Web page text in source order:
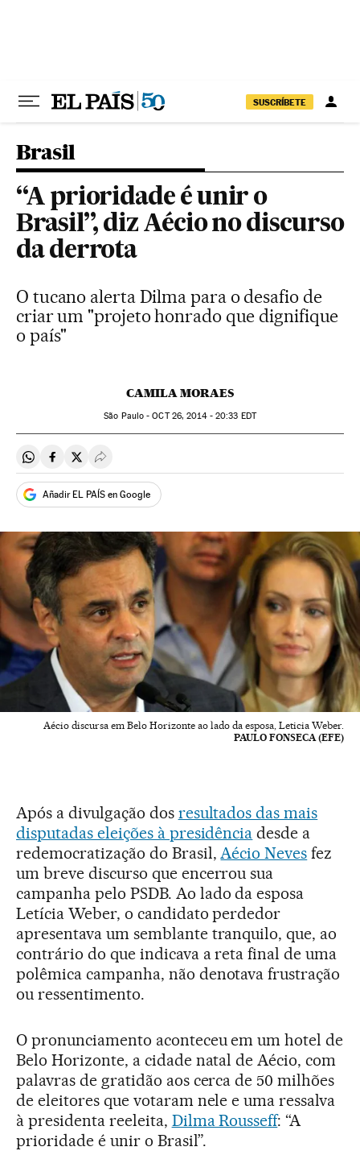
SUSCRÍBETE
Brasil
“A prioridade é unir o
Brasil”, diz Aécio no discurso
da derrota
O tucano alerta Dilma para o desafio de
criar um "projeto honrado que dignifique
o país"
CAMILA MORAES
São Paulo -OCT26, 2014 - 20:33 EDT
Compartir en Whatsapp
Compartir en Facebook
Compartir en Twitter
Desplegar Redes Sociales
Añadir EL PAÍS en Google
Aécio discursa em Belo Horizonte ao lado da esposa, Leticia Weber.
PAULO FONSECA (EFE)
Após a divulgação dos resultados das mais
disputadas eleições à presidência desde a
redemocratização do Brasil,Aécio Neves fez
um breve discurso que encerrou sua
campanha pelo PSDB. Ao lado da esposa
Letícia Weber, o candidato perdedor
apresentava um semblante tranquilo, que, ao
contrário do que indicava a reta final de uma
polêmica campanha, não denotava frustração
ou ressentimento.
O pronunciamento aconteceu em um hotel de
Belo Horizonte, a cidade natal de Aécio, com
palavras de gratidão aos cerca de 50 milhões
de eleitores que votaram nele e uma ressalva
à presidenta reeleita, Dilma Rousseff: “A
prioridade é unir o Brasil”.